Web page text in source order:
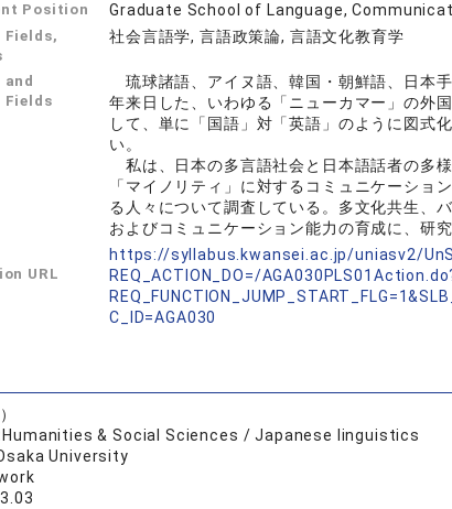
Position Graduate School of Language,
Fields,
社会言語学, 言語政策論, 言語文化教育学
Fields
琉球諸語、アイヌ語、韓国・朝鮮語、日本
年来日した、いわゆる「ニューカマー」の外
して、単に「国語」対「英語」のように図式
い。
私は、日本の多言語社会と日本語話者の多
「マイノリティ」に対するコミュニケーショ
る人々について調査している。多文化共生、
およびコミュニケーション能力の育成に、研
URL
https://syllabus.kwansei.ac.jp/uniasv2/
REQ_ACTION_DO=/
C_ID=AGA030
Humanities & Social Sciences / Japanese linguistics
University